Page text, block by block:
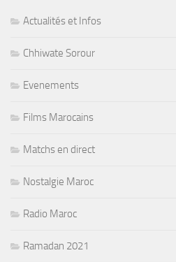
Actualités et Infos
Chhiwate Sorour
Evenements
Films Marocains
Matchs en direct
Nostalgie Maroc
Radio Maroc
Ramadan 2021